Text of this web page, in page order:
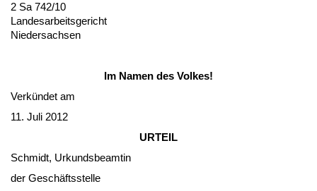
2 Sa 742/10
Lan­des­ar­beits­ge­richt
Nie­der­sach­sen
Im Na­men des Vol­kes!
Verkündet am
11. Ju­li 2012
UR­TEIL
Schmidt, Ur­kunds­be­am­tin
der Geschäfts­stel­le